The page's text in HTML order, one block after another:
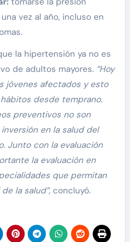
vez al año, incluso en
la hipertensión ya no es
de adultos mayores. “Hoy
jóvenes afectados y esto
desde temprano.
preventivos no son
en la salud del
Junto con la evaluación
la evaluación en
que permitan
la salud”, concluyó.